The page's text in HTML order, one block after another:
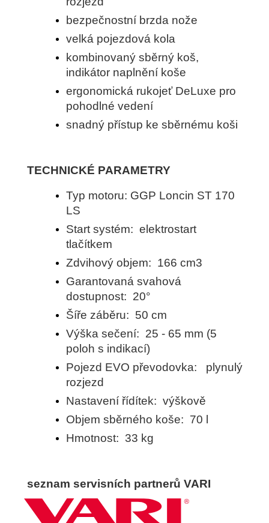
bezpečnostní brzda nože
velká pojezdová kola
kombinovaný sběrný koš,
indikátor naplnění koše
ergonomická rukojeť DeLuxe pro
pohodlné vedení
snadný přístup ke sběrnému koši
TECHNICKÉ PARAMETRY
Typ motoru: GGP Loncin ST 170
LS
Start systém: elektrostart
tlačítkem
Zdvihový objem: 166 cm3
Garantovaná svahová
dostupnost: 20°
Šíře záběru: 50 cm
Výška sečení: 25 - 65 mm (5
poloh s indikací)
Pojezd EVO převodovka: plynulý
rozjezd
Nastavení řídítek: výškově
Objem sběrného koše: 70 l
Hmotnost: 33 kg
seznam servisních partnerů VARI